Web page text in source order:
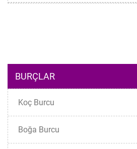
BURÇLAR
Koç Burcu
Boğa Burcu